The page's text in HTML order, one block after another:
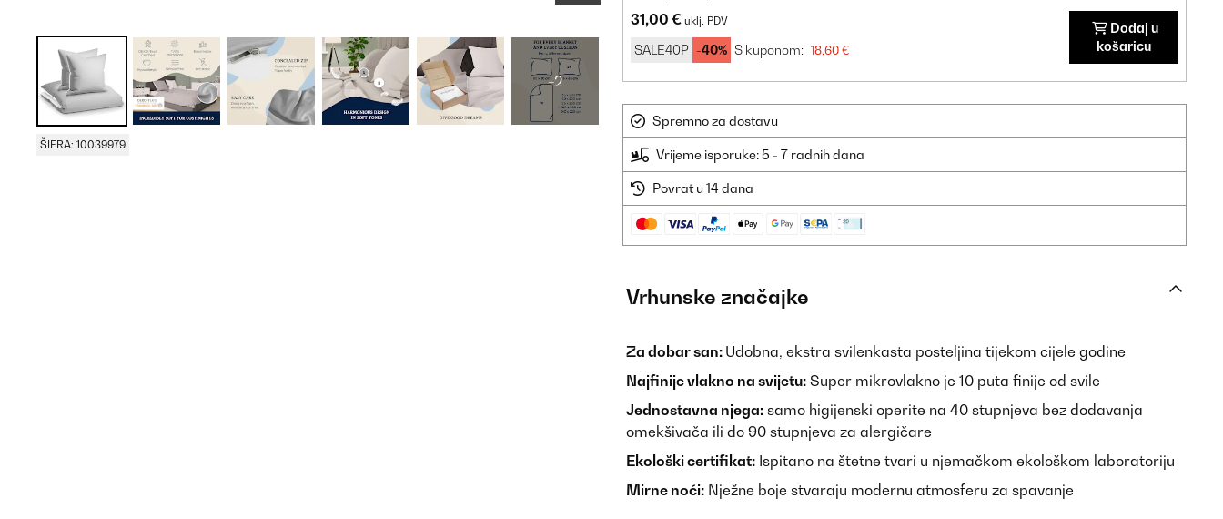
+2
ŠIFRA: 10039979
31,00 € uklj. PDV
SALE40P -40% S kuponom: 18,60 €
Dodaj u
košaricu
Spremno za dostavu
Vrijeme isporuke: 5 - 7 radnih dana
Povrat u 14 dana
Vrhunske značajke
Za dobar san: Udobna, ekstra svilenkasta posteljina tijekom cijele godine
Najfinije vlakno na svijetu: Super mikrovlakno je 10 puta finije od svile
Jednostavna njega: samo higijenski operite na 40 stupnjeva bez dodavanja
omekšivača ili do 90 stupnjeva za alergičare
Ekološki certifikat: Ispitano na štetne tvari u njemačkom ekološkom laboratoriju
Mirne noći: Nježne boje stvaraju modernu atmosferu za spavanje